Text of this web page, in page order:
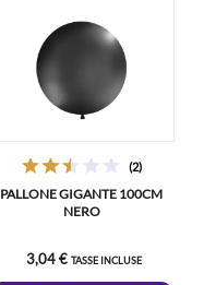
(2)
PALLONE GIGANTE 100CM
NERO
3,04 € TASSE INCLUSE